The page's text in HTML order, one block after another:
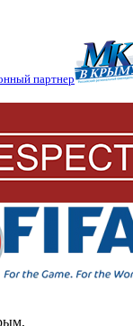
партнер
,